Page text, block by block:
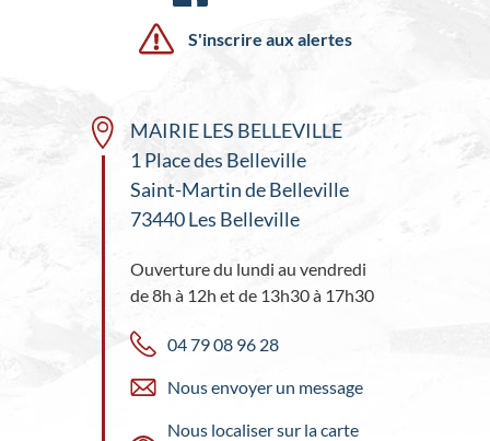
S'inscrire aux alertes
MAIRIE LES BELLEVILLE
1 Place des Belleville
Saint-Martin de Belleville
73440 Les Belleville
Ouverture du lundi au vendredi
de 8h à 12h et de 13h30 à 17h30
04 79 08 96 28
Nous envoyer un message
Nous localiser sur la carte